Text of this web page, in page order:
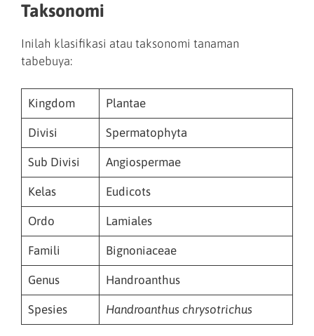
Taksonomi
Inilah klasifikasi atau taksonomi tanaman
tabebuya:
Kingdom Plantae
Divisi Spermatophyta
Sub Divisi Angiospermae
Kelas Eudicots
Ordo Lamiales
Famili Bignoniaceae
Genus Handroanthus
Spesies Handroanthus chrysotrichus